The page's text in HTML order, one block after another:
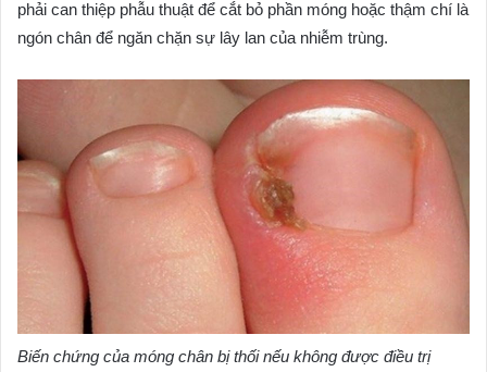
phải can thiệp phẫu thuật để cắt bỏ phần móng hoặc thậm chí là
ngón chân để ngăn chặn sự lây lan của nhiễm trùng.
Biến chứng của móng chân bị thối nếu không được điều trị